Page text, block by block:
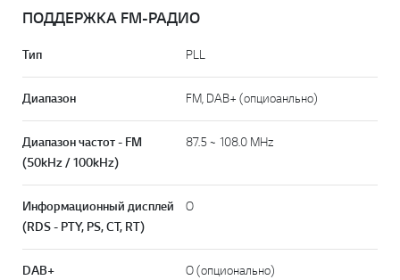
ПОДДЕРЖКА FM-РАДИО
Тип PLL
Диапазон FM, DAB+ (опциоанльно)
Диапазон частот - FM
(50kHz / 100kHz)
87.5 ~ 108.0 MHz
Информационный дисплей
(RDS - PTY, PS, CT, RT)
O
DAB+ O (опционально)